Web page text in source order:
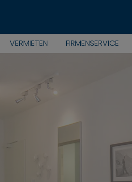
VERMIETEN FIRMENSERVICE